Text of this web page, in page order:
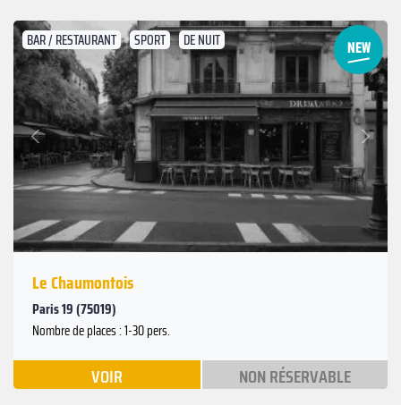
BAR / RESTAURANT SPORT DE NUIT
Précédent
Suivant
Le Chaumontois
Paris 19 (75019)
Nombre de places : 1-30 pers.
VOIR NON RÉSERVABLE